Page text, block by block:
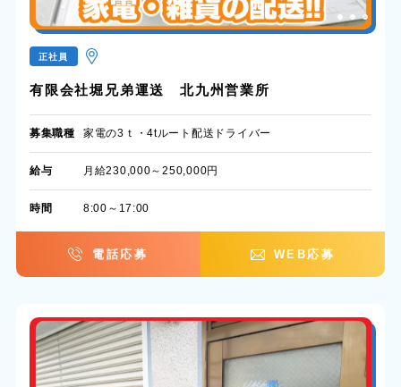
正社員
有限会社堀兄弟運送 北九州営業所
募集職種 家電の3ｔ・4tルート配送ドライバー
給与 月給230,000～250,000円
時間 8:00～17:00
電話応募 WEB応募